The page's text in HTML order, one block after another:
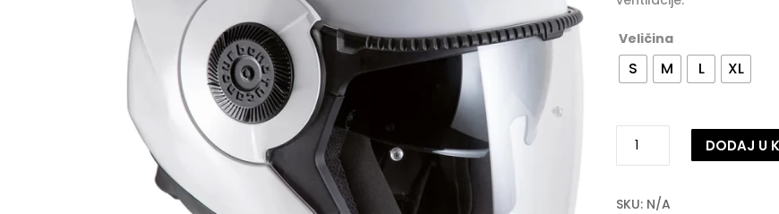
Veličina
S M L XL
kaciga
Urbano
DODAJ U
l
SKU: N/A